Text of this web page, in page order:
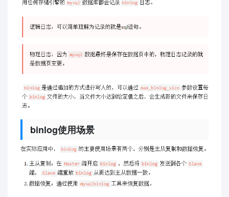
binlog使用场景